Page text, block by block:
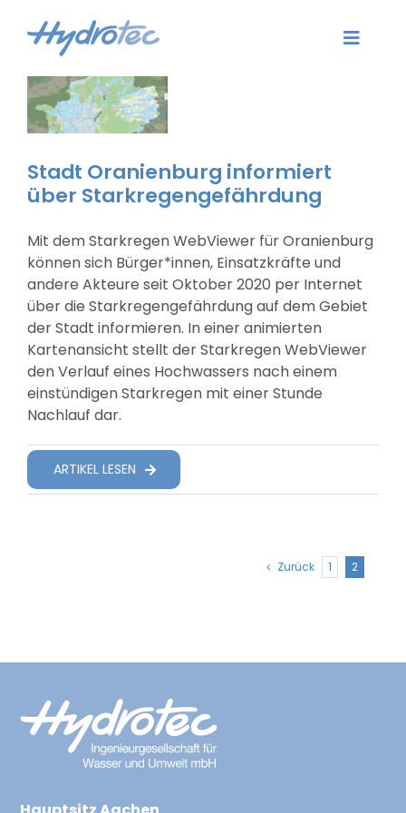
Inhalt
springen
Toggle
Aktuelles
Software
Karriere
Unternehmen
Kontakt
Login
Suche Nach:
Stadt Oranienburg informiert
über Starkregengefährdung
Mit dem Starkregen WebViewer für Oranienburg
können sich Bürger*innen, Einsatzkräfte und
andere Akteure seit Oktober 2020 per Internet
über die Starkregengefährdung auf dem Gebiet
der Stadt informieren. In einer animierten
Kartenansicht stellt der Starkregen WebViewer
den Verlauf eines Hochwassers nach einem
einstündigen Starkregen mit einer Stunde
Nachlauf dar.
ARTIKEL LESEN
Zurück 1 2